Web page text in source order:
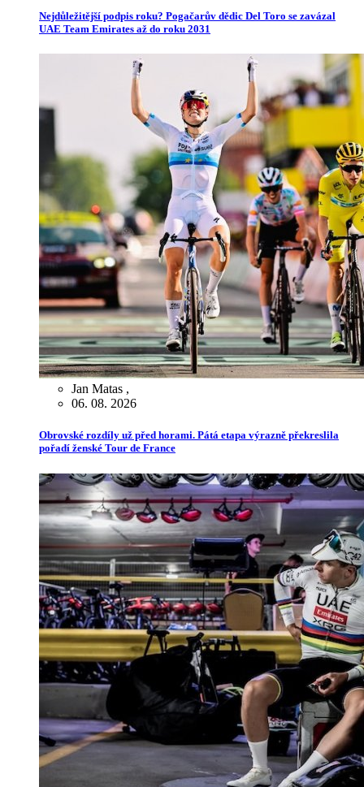
Nejdůležitější podpis roku? Pogačarův dědic Del Toro se zavázal
UAE Team Emirates až do roku 2031
Jan Matas ,
06. 08. 2026
Obrovské rozdíly už před horami. Pátá etapa výrazně překreslila
pořadí ženské Tour de France